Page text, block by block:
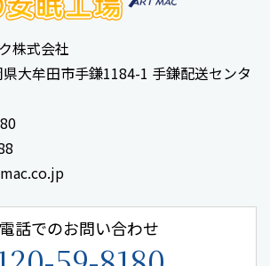
株式会社
大牟田市手鎌1184-1 手鎌配送センタ
話でのお問い合わせ